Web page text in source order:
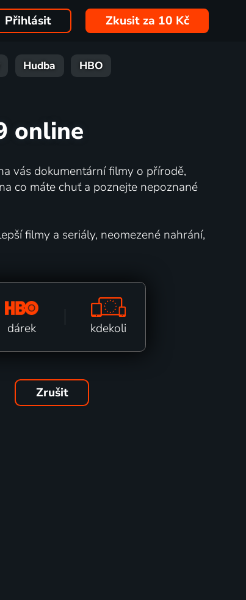
Přihlásit Zkusit za 10 Kč
Hudba HBO
online
vás dokumentární filmy o přírodě,
co máte chuť a poznejte nepoznané
filmy a seriály, neomezené nahrání,
dárek kdekoli
Zrušit